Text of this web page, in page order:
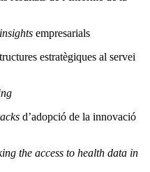
insights empresarials
estratègiques al servei
d’adopció de la innovació
the access to health data in